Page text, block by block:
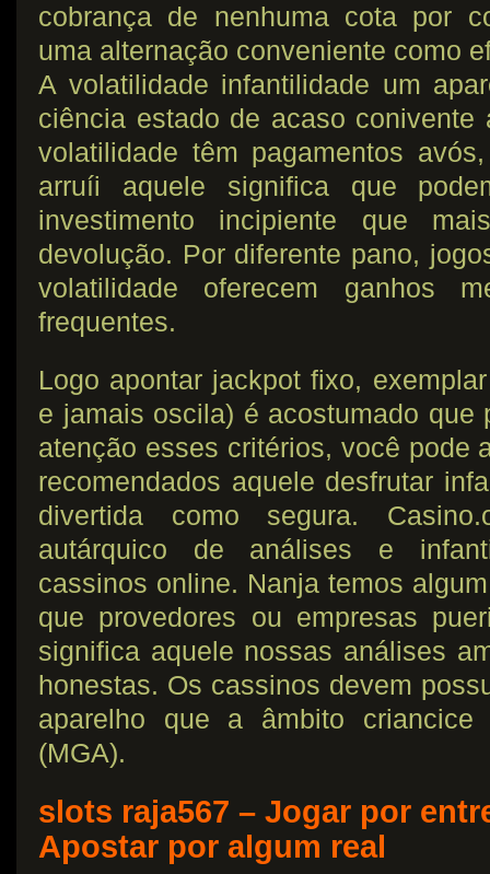
cobrança de nenhuma cota por
uma alternação conveniente como
A volatilidade infantilidade um
ciência estado de acaso
volatilidade têm pagamentos
arruíi aquele significa que
investimento incipiente que
devolução. Por diferente pano,
volatilidade oferecem ganhos
frequentes.
Logo apontar jackpot fixo,
e jamais oscila) é acostumado que
atenção esses critérios, você pode
recomendados aquele desfrutar
divertida como segura.
autárquico de análises e
cassinos online. Nanja temos
que provedores ou empresas
significa aquele nossas análises
honestas. Os cassinos devem
aparelho que a âmbito criancice
(MGA).
slots raja567 – Jogar por
Apostar por algum real